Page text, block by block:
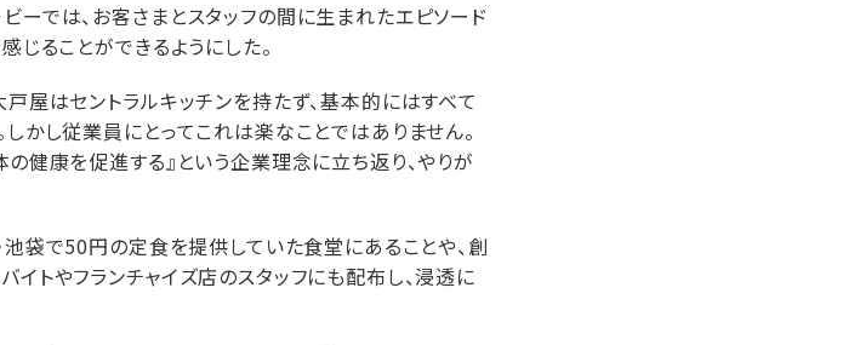
では、お客さまとスタッフの間に生まれたエピソード
じることができるようにした。
屋はセントラルキッチンを持たず、基本的にはすべて
かし従業員にとってこれは楽なことではありません。
健康を促進する』という企業理念に立ち返り、やりが
池袋で50円の定食を提供していた食堂にあることや、創
トやフランチャイズ店のスタッフにも配布し、浸透に